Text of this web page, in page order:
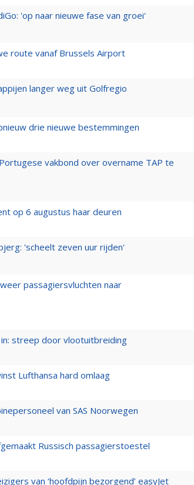
'op naar nieuwe fase van groei'
route vanaf Brussels Airport
langer weg uit Golfregio
drie nieuwe bestemmingen
vakbond over overname TAP te
op 6 augustus haar deuren
'scheelt zeven uur rijden'
passagiersvluchten naar
streep door vlootuitbreiding
Lufthansa hard omlaag
van SAS Noorwegen
Russisch passagierstoestel
van ‘hoofdpijn bezorgend’ easyJet